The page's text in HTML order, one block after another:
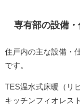
専有部の設備・
住戸内の主な設備・
です。
TES温水式床暖（リ
キッチンフィオレス